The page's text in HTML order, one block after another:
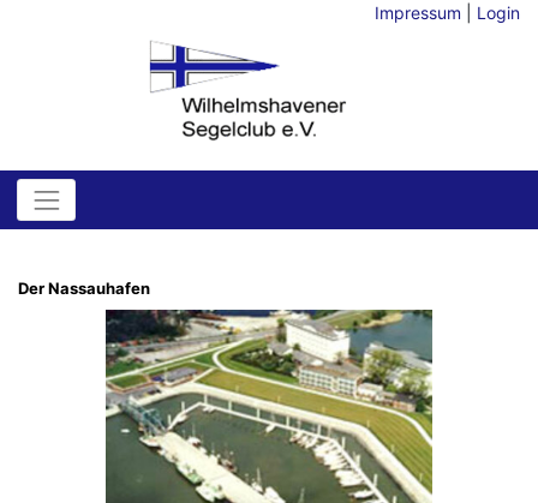
Impressum Login
Der Nassauhafen